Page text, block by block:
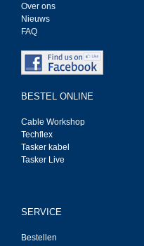
Over ons
Nieuws
FAQ
BESTEL ONLINE
Cable Workshop
Techflex
Tasker kabel
Tasker Live
SERVICE
Bestellen